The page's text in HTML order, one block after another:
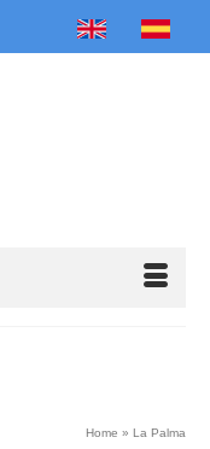
English Español
Home » La Palma